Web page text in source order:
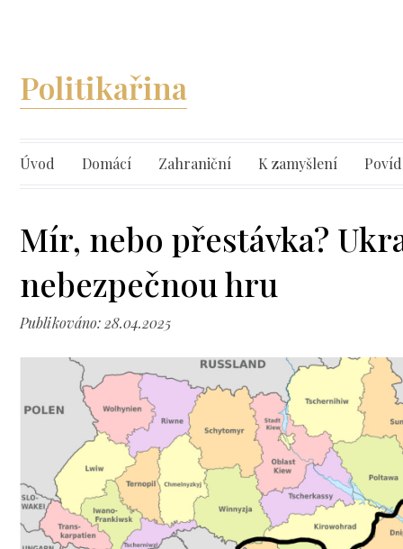
Politikařina
Úvod Domácí Zahraniční K zamyšlení
Mír, nebo přestávka?
nebezpečnou hru
Publikováno: 28.04.2025